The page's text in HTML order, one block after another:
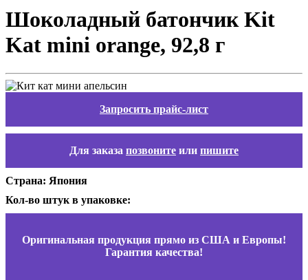
Шоколадный батончик Kit
Kat mini orange, 92,8 г
Запросить прайс-лист
Для заказа позвоните или пишите
Страна: Япония
Кол-во штук в упаковке:
Оригинальная продукция прямо из США и Европы!
Гарантия качества!